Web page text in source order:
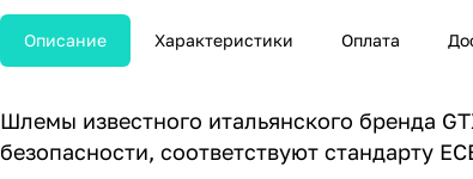
Описание Характеристики Оплата
Шлемы известного итальянского бренда
безопасности, соответствуют стандарту